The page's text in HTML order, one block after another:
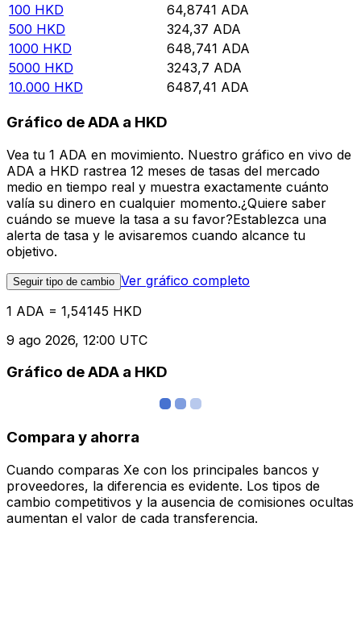
100 HKD 64,8741 ADA
500 HKD 324,37 ADA
1000 HKD 648,741 ADA
5000 HKD 3243,7 ADA
10.000 HKD 6487,41 ADA
Gráfico de ADA a HKD
Vea tu 1 ADA en movimiento. Nuestro gráfico en vivo de
ADA a HKD rastrea 12 meses de tasas del mercado
medio en tiempo real y muestra exactamente cuánto
valía su dinero en cualquier momento.¿Quiere saber
cuándo se mueve la tasa a su favor?Establezca una
alerta de tasa y le avisaremos cuando alcance tu
objetivo.
Seguir tipo de cambio Ver gráfico completo
1 ADA = 1,54145 HKD
9 ago 2026, 12:00 UTC
Gráfico de ADA a HKD
Compara y ahorra
Cuando comparas Xe con los principales bancos y
proveedores, la diferencia es evidente. Los tipos de
cambio competitivos y la ausencia de comisiones ocultas
aumentan el valor de cada transferencia.